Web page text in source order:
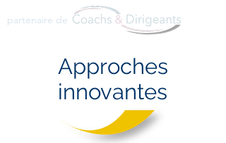
partenaire de
Approches
innovantes